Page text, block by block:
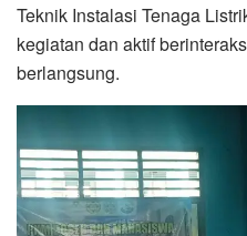
Teknik Instalasi Tenaga
kegiatan dan aktif
berlangsung.